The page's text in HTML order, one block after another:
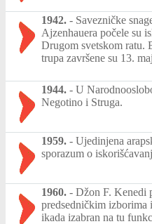
1942. - Savezničke
Ajzenhauera počele su
Drugom svetskom ratu.
trupa završene su 13.
1944. - U
Negotino i Struga.
1959. - Ujedinjena
sporazum o
1960. - Džon F. Kenedi
predsedničkim izborima
ikada izabran na tu